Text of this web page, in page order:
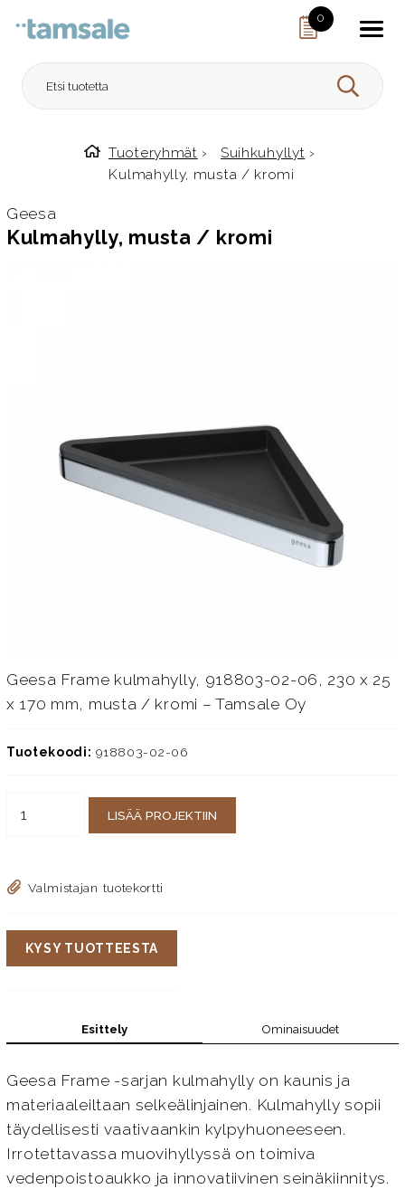
0
HAE
Etusivulle
Tuoteryhmät › Suihkuhyllyt ›
Kulmahylly, musta / kromi
Geesa
Kulmahylly, musta / kromi
Geesa Frame kulmahylly, 918803-02-06, 230 x 25
x 170 mm, musta / kromi – Tamsale Oy
Tuotekoodi: 918803-02-06
LISÄÄ PROJEKTIIN
Valmistajan tuotekortti
KYSY TUOTTEESTA
Esittely Ominaisuudet
Geesa Frame -sarjan kulmahylly on kaunis ja
materiaaleiltaan selkeälinjainen. Kulmahylly sopii
täydellisesti vaativaankin kylpyhuoneeseen.
Irrotettavassa muovihyllyssä on toimiva
vedenpoistoaukko ja innovatiivinen seinäkiinnitys.